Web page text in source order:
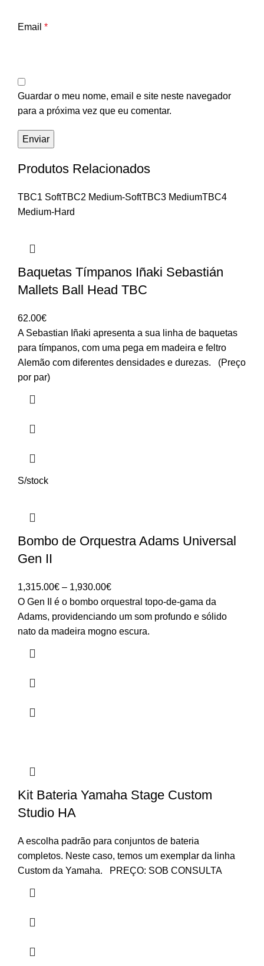
Email *
Guardar o meu nome, email e site neste navegador
para a próxima vez que eu comentar.
Produtos Relacionados
TBC1 SoftTBC2 Medium-SoftTBC3 MediumTBC4
Medium-Hard
Baquetas Tímpanos Iñaki Sebastián
Mallets Ball Head TBC
62.00€
A Sebastian Iñaki apresenta a sua linha de baquetas
para tímpanos, com uma pega em madeira e feltro
Alemão com diferentes densidades e durezas. (Preço
por par)
S/stock
Bombo de Orquestra Adams Universal
Gen II
1,315.00€ – 1,930.00€Price
range:
1,315.00€
through
O Gen II é o bombo orquestral topo-de-gama da
Adams, providenciando um som profundo e sólido
nato da madeira mogno escura.
Kit Bateria Yamaha Stage Custom
Studio HA
A escolha padrão para conjuntos de bateria
completos. Neste caso, temos um exemplar da linha
Custom da Yamaha. PREÇO: SOB CONSULTA